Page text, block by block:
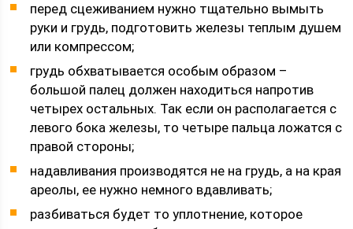
перед сцеживанием нужно тщательно вымыть
руки и грудь, подготовить железы теплым душем
или компрессом;
грудь обхватывается особым образом –
большой палец должен находиться напротив
четырех остальных. Так если он располагается с
левого бока железы, то четыре пальца ложатся с
правой стороны;
надавливания производятся не на грудь, а на края
ареолы, ее нужно немного вдавливать;
разбиваться будет то уплотнение, которое